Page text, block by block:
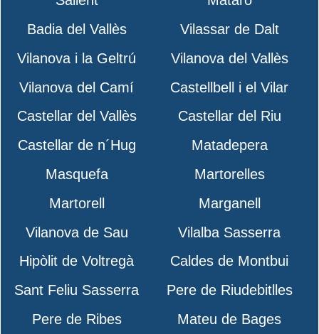
Badia del Vallès
Vilassar de Dalt
Vilanova i la Geltrú
Vilanova del Vallès
Vilanova del Camí
Castellbell i el Vilar
Castellar del Vallès
Castellar del Riu
Castellar de n´Hug
Matadepera
Masquefa
Martorelles
Martorell
Marganell
Vilanova de Sau
Vilalba Sasserra
Hipòlit de Voltregà
Caldes de Montbui
Sant Feliu Sasserra
Pere de Riudebitlles
Pere de Ribes
Mateu de Bages